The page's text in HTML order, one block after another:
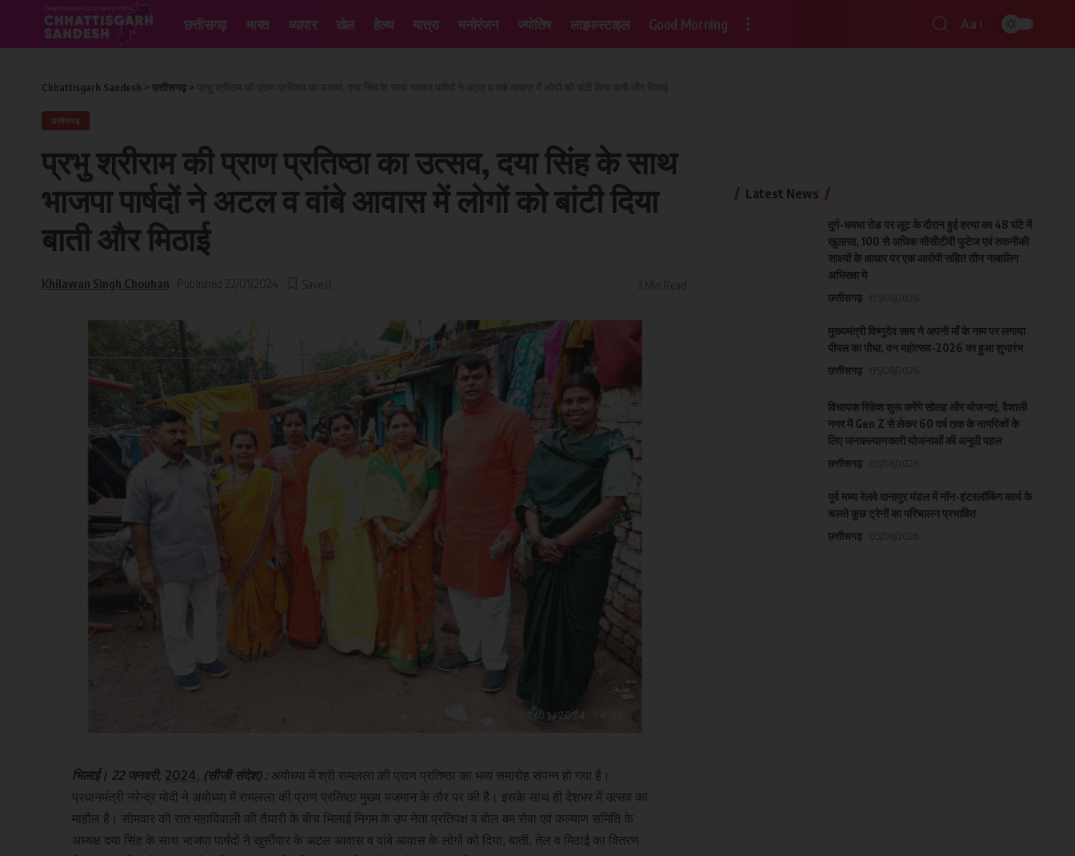
छत्तीसगढ़ भारत व्यापार खेल हेल्थ यात्रा मनोरंजन ज्योतिष लाइफस्टाइल Good Morning Aa
Chhattisgarh Sandesh > छत्तीसगढ़ >
छत्तीसगढ़
प्रभु श्रीराम की प्राण प्रतिष्ठा का उत्सव, दया सिंह के साथ
भाजपा पार्षदों ने अटल व वांबे आवास में लोगों को बांटी दिया
बाती और मिठाई
Khilawan Singh Chouhan
भिलाई। 22 जनवरी, 2024, (सीजी संदेश) : अयोध्या में श्री रामलला की प्राण प्रतिष्ठा का भव्य समारोह संपन्न हो गया है।
प्रधानमंत्री नरेन्द्र मोदी ने अयोध्या में रामलला की प्राण प्रतिष्ठा मुख्य यजमान के तौर पर की है। इसके साथ ही देशभर में उत्सव का
माहौल है। सोमवार की रात महादिवाली की तैयारी के बीच भिलाई निगम के उप नेता प्रतिपक्ष व बोल बम सेवा एवं कल्याण समिति के
अध्यक्ष दया सिंह के साथ भाजपा पार्षदों ने खुर्सीपार के अटल आवास व वांबे आवास के लोगों को दिया, बाती, तेल व मिठाई का वितरण
Latest News
दुर्ग-धमधा रोड पर लूट के दौरान हुई हत्या का 48 घंटे में
खुलासा, 100 से अधिक सीसीटीवी फुटेज एवं तकनीकी
साक्ष्यों के आधार पर एक आरोपी सहित तीन नाबालिग
अभिरक्षा मे
छत्तीसगढ़
मुख्यमंत्री विष्णुदेव साय ने अपनी माँ के नाम पर लगाया
पीपल का पौधा, वन महोत्सव-2026 का हुआ शुभारंभ
छत्तीसगढ़
विधायक रिकेश शुरू करेंगे सोलह और योजनाएं, वैशाली
नगर में Gen Z से लेकर 60 वर्ष तक के नागरिकों के
लिए जनकल्याणकारी योजनाओं की अनूठी पहल
छत्तीसगढ़
पूर्व मध्य रेलवे दानापुर मंडल में नॉन-इंटरलॉकिंग कार्य के
चलते कुछ ट्रेनों का परिचालन प्रभावित
छत्तीसगढ़